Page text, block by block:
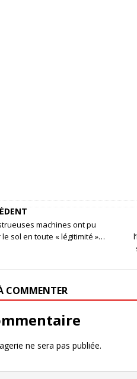
machines ont pu
sol en toute « légitimité »…
COMMENTER
ne sera pas publiée.